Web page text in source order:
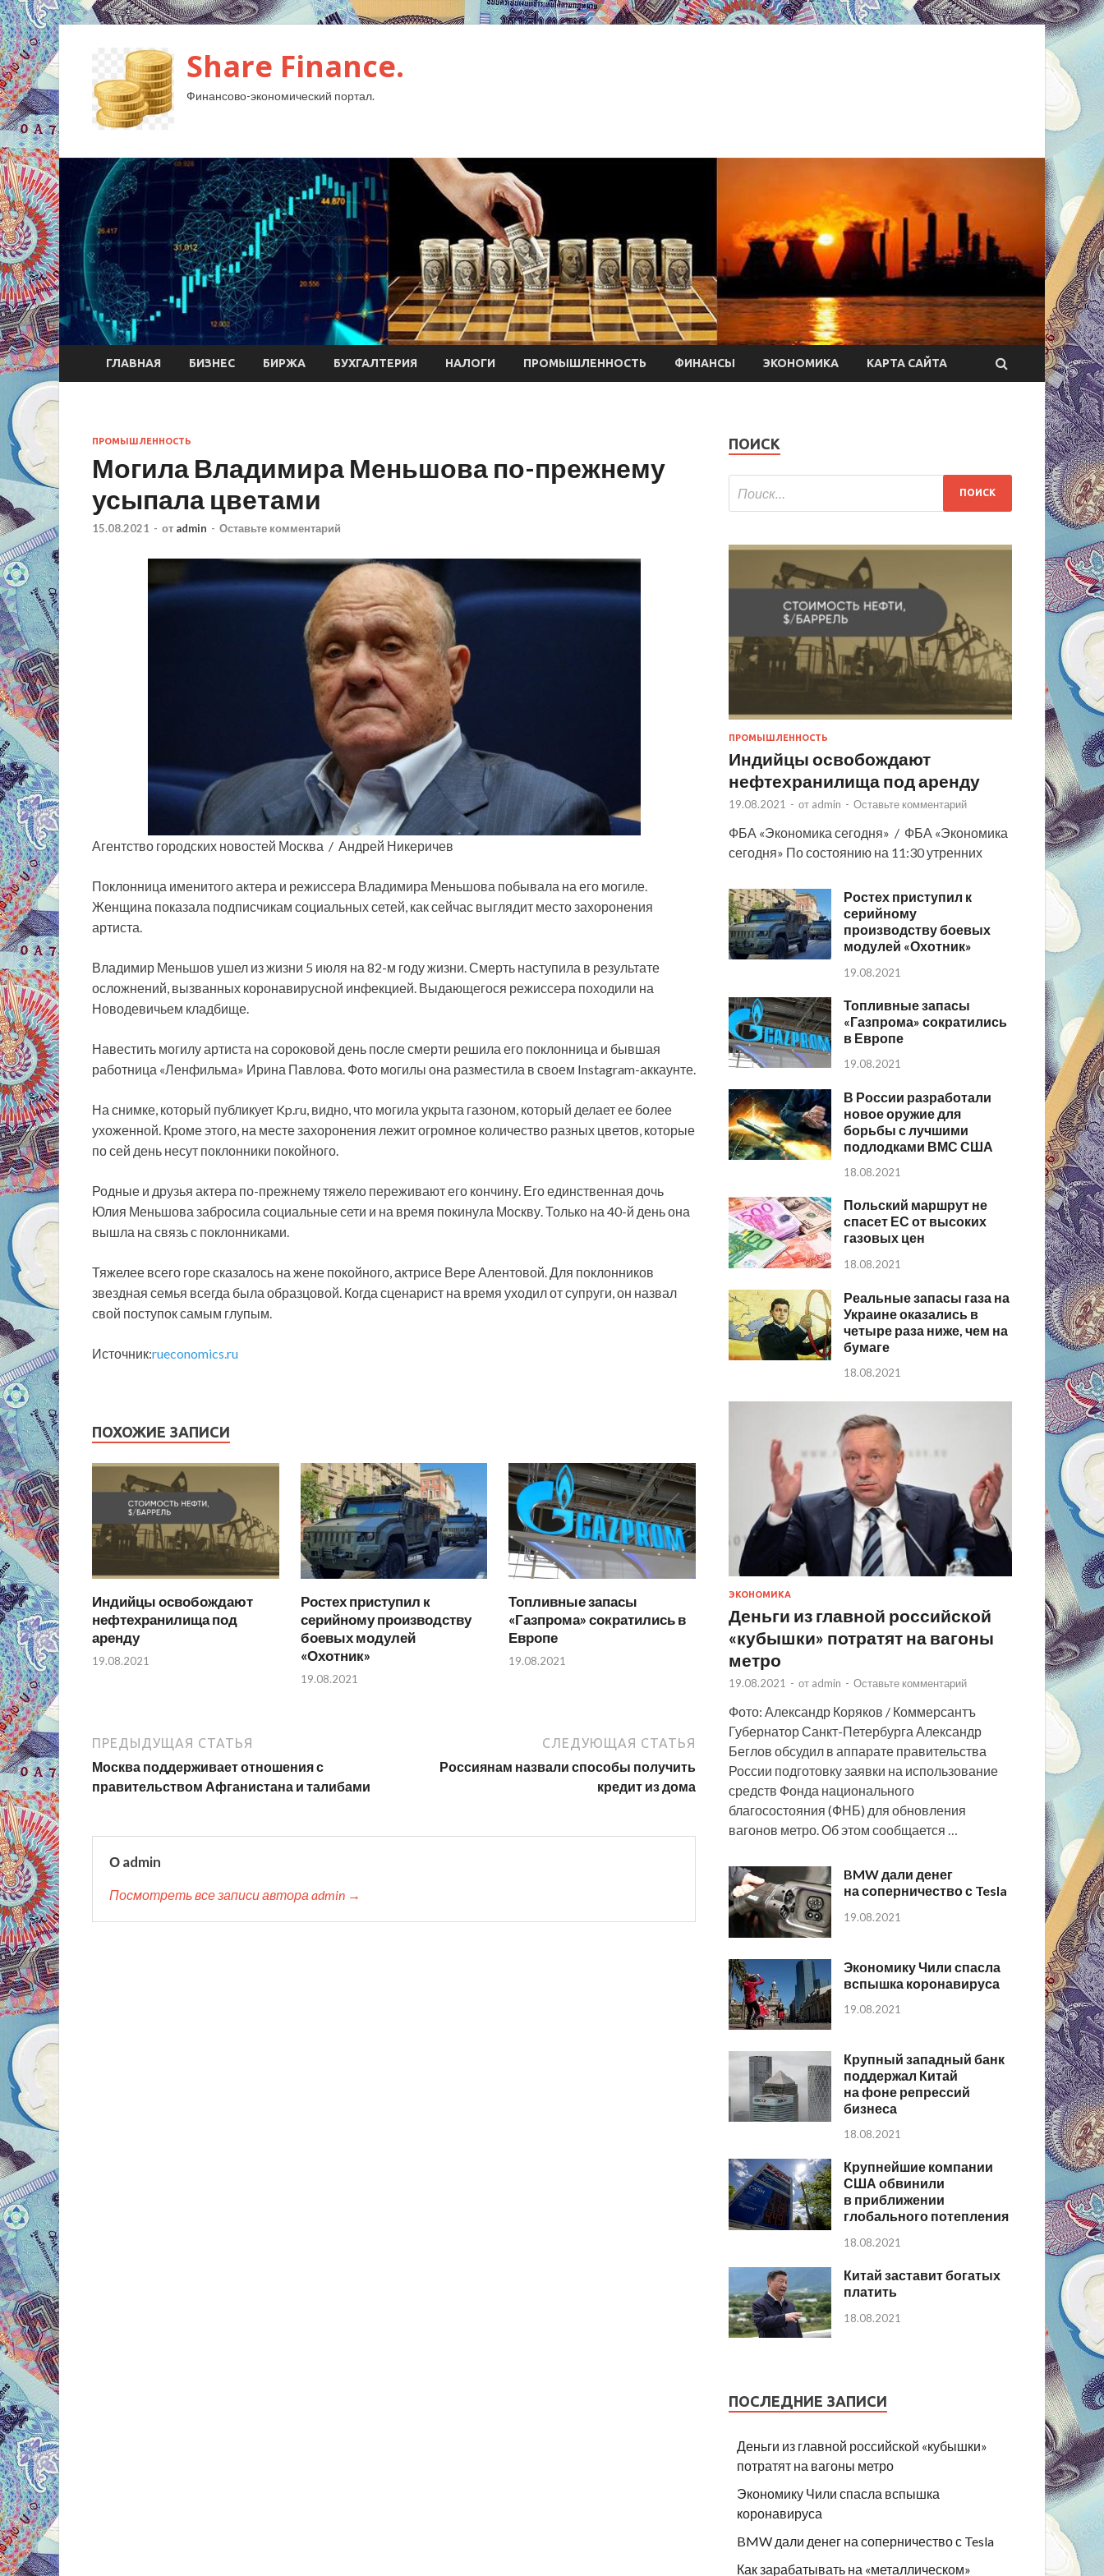
Share Finance.
Финансово-экономический портал.
ГЛАВНАЯ БИЗНЕС БИРЖА БУХГАЛТЕРИЯ НАЛОГИ ПРОМЫШЛЕННОСТЬ ФИНАНСЫ ЭКОНОМИКА КАРТА САЙТА
ПРОМЫШЛЕННОСТЬ
Могила Владимира Меньшова по-прежнему
усыпала цветами
15.08.2021 - от admin - Оставьте комментарий
Агентство городских новостей Москва / Андрей Никеричев
Поклонница именитого актера и режиссера Владимира Меньшова побывала на его могиле.
Женщина показала подписчикам социальных сетей, как сейчас выглядит место захоронения
артиста.
Владимир Меньшов ушел из жизни 5 июля на 82-м году жизни. Смерть наступила в результате
осложнений, вызванных коронавирусной инфекцией. Выдающегося режиссера походили на
Новодевичьем кладбище.
Навестить могилу артиста на сороковой день после смерти решила его поклонница и бывшая
работница «Ленфильма» Ирина Павлова. Фото могилы она разместила в своем Instagram-аккаунте.
На снимке, который публикует Kp.ru, видно, что могила укрыта газоном, который делает ее более
ухоженной. Кроме этого, на месте захоронения лежит огромное количество разных цветов, которые
по сей день несут поклонники покойного.
Родные и друзья актера по-прежнему тяжело переживают его кончину. Его единственная дочь
Юлия Меньшова забросила социальные сети и на время покинула Москву. Только на 40-й день она
вышла на связь с поклонниками.
Тяжелее всего горе сказалось на жене покойного, актрисе Вере Алентовой. Для поклонников
звездная семья всегда была образцовой. Когда сценарист на время уходил от супруги, он назвал
свой поступок самым глупым.
Источник:rueconomics.ru
ПОХОЖИЕ ЗАПИСИ
Индийцы освобождают
нефтехранилища под
аренду
19.08.2021
Ростех приступил к
серийному производству
боевых модулей
«Охотник»
19.08.2021
Топливные запасы
«Газпрома» сократились в
Европе
19.08.2021
ПРЕДЫДУЩАЯ СТАТЬЯ
Москва поддерживает отношения с
правительством Афганистана и талибами
СЛЕДУЮЩАЯ СТАТЬЯ
Россиянам назвали способы получить
кредит из дома
О admin
Посмотреть все записи автора admin →
ПОИСК
ПРОМЫШЛЕННОСТЬ
Индийцы освобождают
нефтехранилища под аренду
19.08.2021 - от admin - Оставьте комментарий
ФБА «Экономика сегодня» / ФБА «Экономика
сегодня» По состоянию на 11:30 утренних
Ростех приступил к
серийному
производству боевых
модулей «Охотник»
19.08.2021
Топливные запасы
«Газпрома» сократились
в Европе
19.08.2021
В России разработали
новое оружие для
борьбы с лучшими
подлодками ВМС США
18.08.2021
Польский маршрут не
спасет ЕС от высоких
газовых цен
18.08.2021
Реальные запасы газа на
Украине оказались в
четыре раза ниже, чем на
бумаге
18.08.2021
ЭКОНОМИКА
Деньги из главной российской
«кубышки» потратят на вагоны
метро
19.08.2021 - от admin - Оставьте комментарий
Фото: Александр Коряков / Коммерсантъ
Губернатор Санкт-Петербурга Александр
Беглов обсудил в аппарате правительства
России подготовку заявки на использование
средств Фонда национального
благосостояния (ФНБ) для обновления
вагонов метро. Об этом сообщается …
BMW дали денег
на соперничество с Tesla
19.08.2021
Экономику Чили спасла
вспышка коронавируса
19.08.2021
Крупный западный банк
поддержал Китай
на фоне репрессий
бизнеса
18.08.2021
Крупнейшие компании
США обвинили
в приближении
глобального потепления
18.08.2021
Китай заставит богатых
платить
18.08.2021
ПОСЛЕДНИЕ ЗАПИСИ
Деньги из главной российской «кубышки»
потратят на вагоны метро
Экономику Чили спасла вспышка
коронавируса
BMW дали денег на соперничество с Tesla
Как зарабатывать на «металлическом»